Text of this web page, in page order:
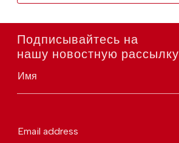
Подписывайтесь на
нашу новостную рассылку
Имя
Email address